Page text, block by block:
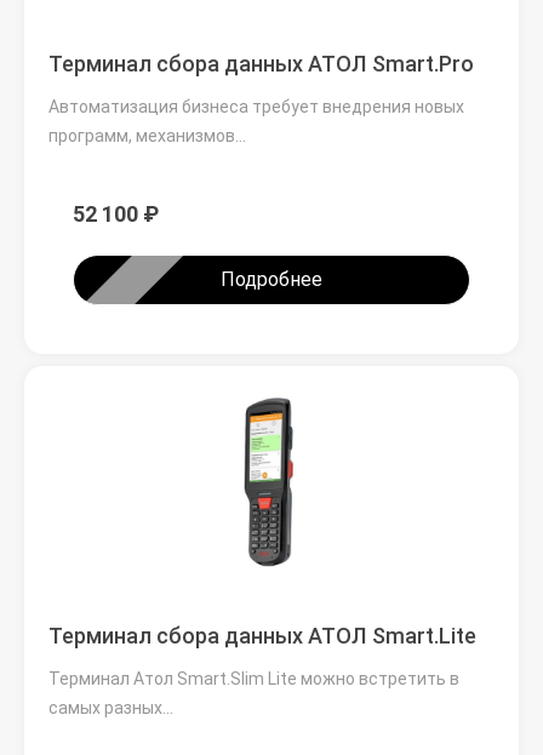
Терминал сбора данных АТОЛ Smart.Pro
Автоматизация бизнеса требует внедрения новых
программ, механизмов…
52 100 ₽
Подробнее
Терминал сбора данных АТОЛ Smart.Lite
Терминал Атол Smart.Slim Lite можно встретить в
самых разных…